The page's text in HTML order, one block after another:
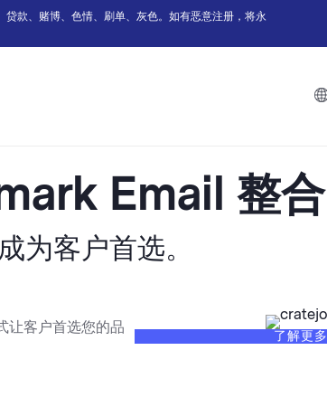
款、赌博、色情、刷单、灰色。如有恶意注册，将永
Email 整合
为客户首选。
让客户首选您的品
了解更多